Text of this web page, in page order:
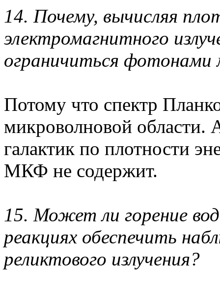
14. Почему, вычисляя
электромагнитного
ограничиться фотонами
Потому что спектр
микроволновой области.
галактик по плотности
МКФ не содержит.
15. Может ли горение
реакциях обеспечить
реликтового излучения?